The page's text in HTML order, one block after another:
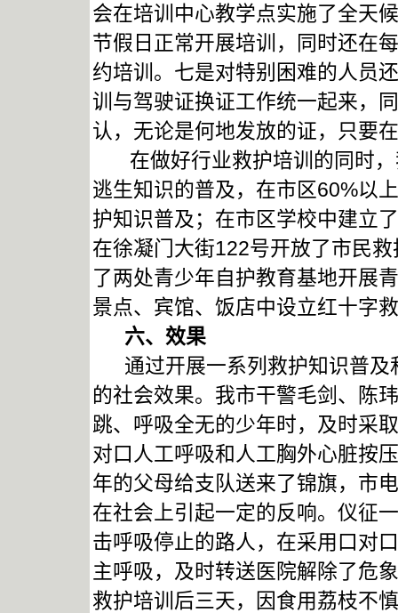
会在培训中心教学点实施了全天
节假日正常开展培训，同时还在
约培训。七是对特别困难的人员
训与驾驶证换证工作统一起来，
认，无论是何地发放的证，只要
在做好行业救护培训的同时，
逃生知识的普及，在市区60%以
护知识普及；在市区学校中建立
在徐凝门大街122号开放了市民
了两处青少年自护教育基地开展
景点、宾馆、饭店中设立红十字
六、效果
通过开展一系列救护知识普及
的社会效果。我市干警毛剑、陈
跳、呼吸全无的少年时，及时采
对口人工呼吸和人工胸外心脏按
年的父母给支队送来了锦旗，市
在社会上引起一定的反响。仪征
击呼吸停止的路人，在采用口对
主呼吸，及时转送医院解除了危
救护培训后三天，因食用荔枝不